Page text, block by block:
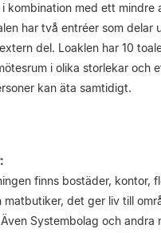
kombination med ett mindre
har två entréer som delar
del. Loaklen har 10
i olika storlekar och
kan äta samtidigt.
finns bostäder, kontor,
matbutiker, det ger liv till
Systembolag och andra